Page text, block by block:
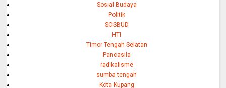
Sosial Budaya
Politik
SOSBUD
HTI
Timor Tengah Selatan
Pancasila
radikalisme
sumba tengah
Kota Kupang